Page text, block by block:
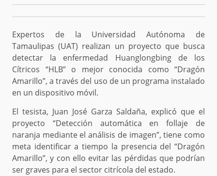
Expertos de la Universidad Autónoma de
Tamaulipas (UAT) realizan un proyecto que busca
detectar la enfermedad Huanglongbing de los
Cítricos “HLB” o mejor conocida como “Dragón
Amarillo”, a través del uso de un programa instalado
en un dispositivo móvil.
El tesista, Juan José Garza Saldaña, explicó que el
proyecto “Detección automática en follaje de
naranja mediante el análisis de imagen”, tiene como
meta identificar a tiempo la presencia del “Dragón
Amarillo”, y con ello evitar las pérdidas que podrían
ser graves para el sector citrícola del estado.